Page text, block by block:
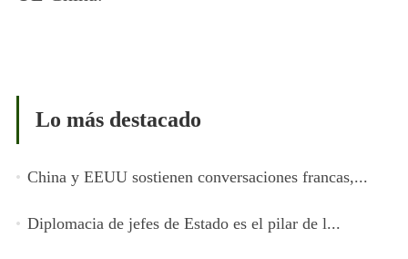
Lo más destacado
China y EEUU sostienen conversaciones francas,...
Diplomacia de jefes de Estado es el pilar de l...